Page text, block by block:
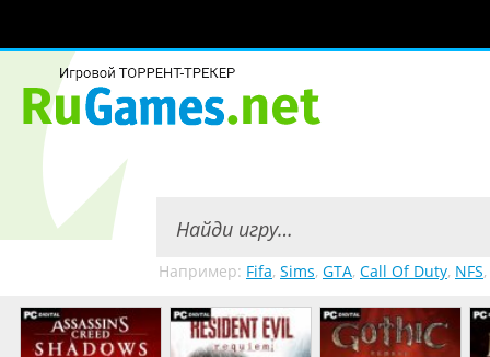
Например: Fifa, Sims, GTA, Call Of Duty, NFS,